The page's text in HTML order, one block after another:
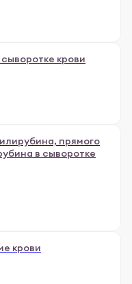
крови
прямого
в сыворотке
крови